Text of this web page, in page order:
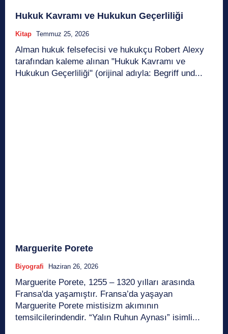
Hukuk Kavramı ve Hukukun Geçerliliği
Kitap Temmuz 25, 2026
Alman hukuk felsefecisi ve hukukçu Robert Alexy
tarafından kaleme alınan "Hukuk Kavramı ve
Hukukun Geçerliliği" (orijinal adıyla: Begriff und...
Marguerite Porete
Biyografi Haziran 26, 2026
Marguerite Porete, 1255 – 1320 yılları arasında
Fransa'da yaşamıştır. Fransa’da yaşayan
Marguerite Porete mistisizm akımının
temsilcilerindendir. “Yalın Ruhun Aynası” isimli...